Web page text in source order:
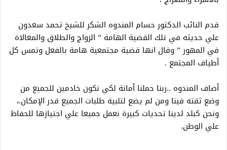
قدم النائب الدكتور حسام المندوه الشكر للشيخ تحمد سعدون
علي حديثه في تلك القضية الهامة ” الزواج والطلاق والمغالاة
في المهور ” وقال انها قضية مجتمعية هامة بالفعل وتمس كل
أطياف المجتمع .
أضاف المندوه ..ربنا حملنا أمانة لكي نكون خادمين للجميع من
وضع ثقته فينا ومن لم يضع لتلبية طلبات الجميع قدر الإمكان.،
ونحن كبلد لدينا تحديات كبيرة نعمل جميعا علي اجتيازها للحفاظ
علي الوطن.